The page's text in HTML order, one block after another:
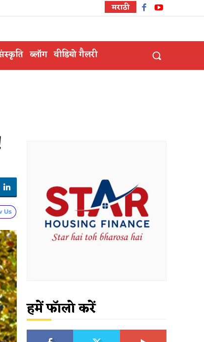
मराठी
ब्लॉग वीडियो गैलरी
हमें फॉलो करें